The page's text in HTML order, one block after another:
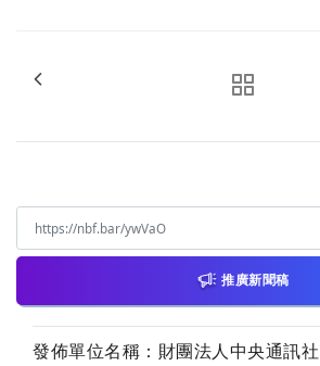
推廣新聞稿
發佈單位名稱：財團法人中央通訊社